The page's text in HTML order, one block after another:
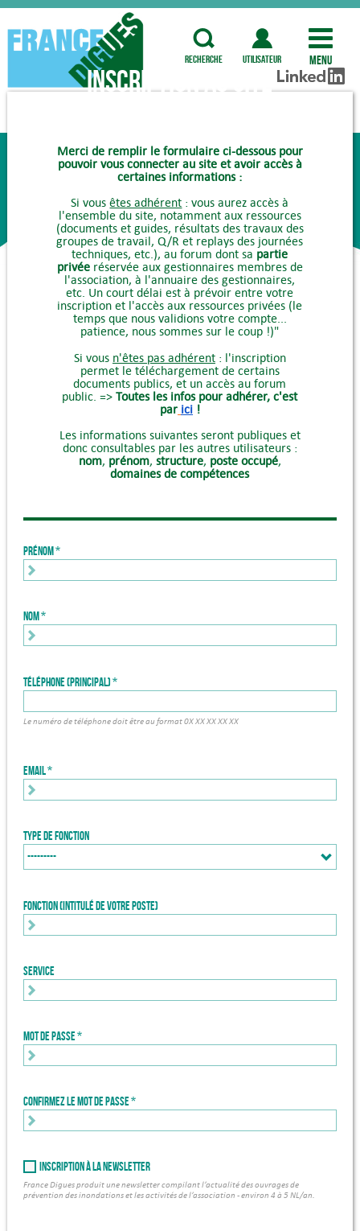
recherche utilisateur Menu
Inscription au site
Merci de remplir le formulaire ci-dessous pour
pouvoir vous connecter au site et avoir accès à
certaines informations :
Si vousêtes adhérent : vous aurez accès à
l'ensemble du site, notamment aux ressources
(documents et guides, résultats des travaux des
groupes de travail, Q/R et replays des journées
techniques, etc.), au forum dont sa partie
privéeréservée aux gestionnaires membres de
l'association, à l'annuaire des gestionnaires,
etc. Un court délai est à prévoir entre votre
inscription et l'accès aux ressources privées (le
temps que nous validions votre compte...
patience, nous sommes sur le coup !)"
Si vous n'êtes pas adhérent: l'inscription
permet le téléchargement de certains
documents publics, et un accès au forum
public. =>Toutes les infos pour adhérer, c'est
par ici !
Les informations suivantes seront publiques et
donc consultables par les autres utilisateurs :
nom, prénom, structure, poste occupé,
domaines de compétences
Prénom
Nom
Téléphone (principal)
Le numéro de téléphone doit être au format 0X XX XX XX XX
Email
Type de fonction
Fonction (intitulé de votre poste)
Service
Mot de passe
Confirmez le mot de passe
Inscription à la newsletter
France Digues produit une newsletter compilant l’actualité des ouvrages de
prévention des inondations et les activités de l’association - environ 4 à 5 NL/an.